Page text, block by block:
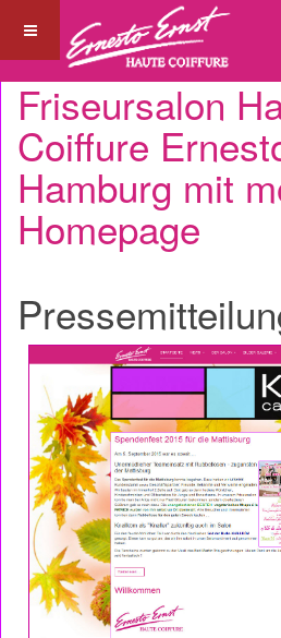
Friseursalon
Coiffure
Hamburg mit
Homepage